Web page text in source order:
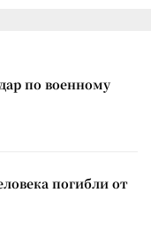
по военному
погибли от